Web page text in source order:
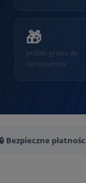
🎁
próbki gratis do
zamówienia
Bezpieczne